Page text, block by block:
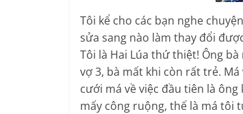
Tôi kể cho các bạn nghe
sửa sang nào làm thay đổi
Tôi là Hai Lúa thứ thiệt! Ông
vợ 3, bà mất khi còn rất trẻ.
cưới má về việc đầu tiên là
mấy công ruộng, thế là má tôi